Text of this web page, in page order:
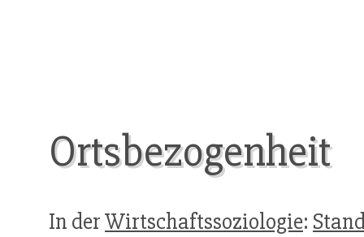
Ortsbezogenheit
In derWirtschaftssoziologie: